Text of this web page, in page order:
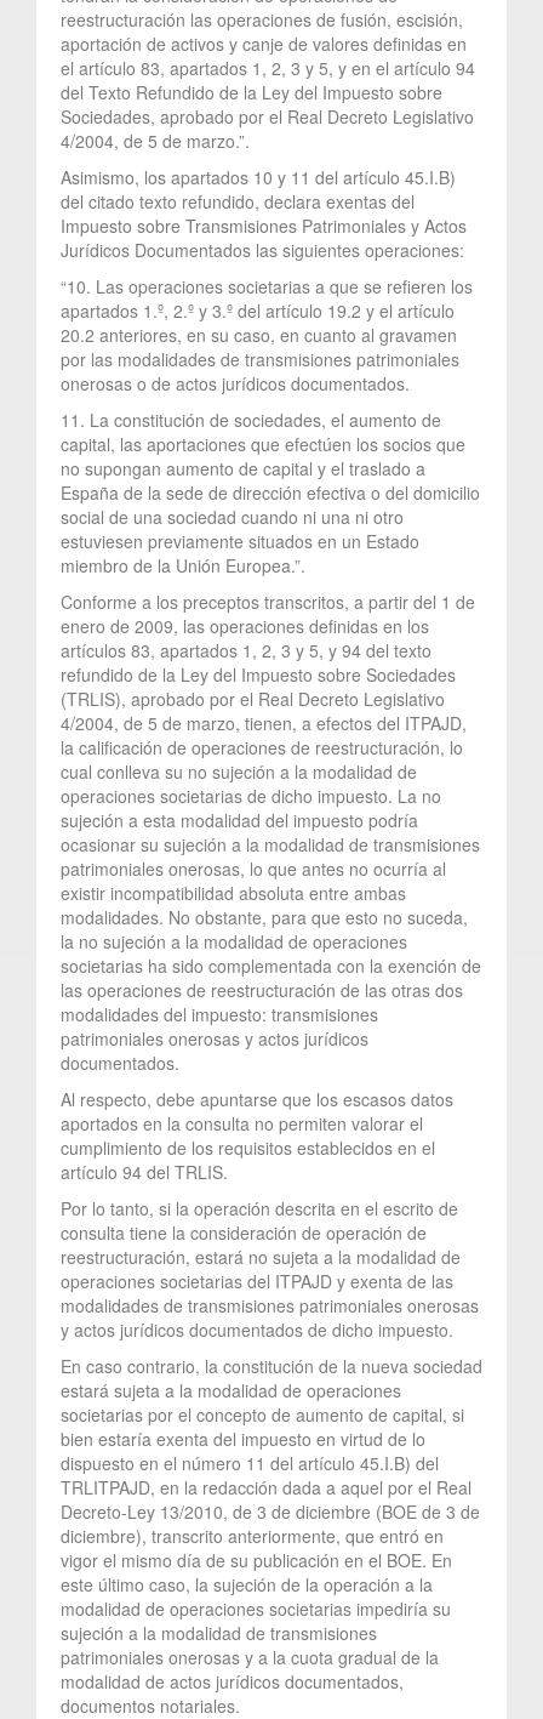
reestructuración las operaciones de fusión, escisión,
aportación de activos y canje de valores definidas en
el artículo 83, apartados 1, 2, 3 y 5, y en el artículo 94
del Texto Refundido de la Ley del Impuesto sobre
Sociedades, aprobado por el Real Decreto Legislativo
4/2004, de 5 de marzo.”.
Asimismo, los apartados 10 y 11 del artículo 45.I.B)
del citado texto refundido, declara exentas del
Impuesto sobre Transmisiones Patrimoniales y Actos
Jurídicos Documentados las siguientes operaciones:
“10. Las operaciones societarias a que se refieren los
apartados 1.º, 2.º y 3.º del artículo 19.2 y el artículo
20.2 anteriores, en su caso, en cuanto al gravamen
por las modalidades de transmisiones patrimoniales
onerosas o de actos jurídicos documentados.
11. La constitución de sociedades, el aumento de
capital, las aportaciones que efectúen los socios que
no supongan aumento de capital y el traslado a
España de la sede de dirección efectiva o del domicilio
social de una sociedad cuando ni una ni otro
estuviesen previamente situados en un Estado
miembro de la Unión Europea.”.
Conforme a los preceptos transcritos, a partir del 1 de
enero de 2009, las operaciones definidas en los
artículos 83, apartados 1, 2, 3 y 5, y 94 del texto
refundido de la Ley del Impuesto sobre Sociedades
(TRLIS), aprobado por el Real Decreto Legislativo
4/2004, de 5 de marzo, tienen, a efectos del ITPAJD,
la calificación de operaciones de reestructuración, lo
cual conlleva su no sujeción a la modalidad de
operaciones societarias de dicho impuesto. La no
sujeción a esta modalidad del impuesto podría
ocasionar su sujeción a la modalidad de transmisiones
patrimoniales onerosas, lo que antes no ocurría al
existir incompatibilidad absoluta entre ambas
modalidades. No obstante, para que esto no suceda,
la no sujeción a la modalidad de operaciones
societarias ha sido complementada con la exención de
las operaciones de reestructuración de las otras dos
modalidades del impuesto: transmisiones
patrimoniales onerosas y actos jurídicos
documentados.
Al respecto, debe apuntarse que los escasos datos
aportados en la consulta no permiten valorar el
cumplimiento de los requisitos establecidos en el
artículo 94 del TRLIS.
Por lo tanto, si la operación descrita en el escrito de
consulta tiene la consideración de operación de
reestructuración, estará no sujeta a la modalidad de
operaciones societarias del ITPAJD y exenta de las
modalidades de transmisiones patrimoniales onerosas
y actos jurídicos documentados de dicho impuesto.
En caso contrario, la constitución de la nueva sociedad
estará sujeta a la modalidad de operaciones
societarias por el concepto de aumento de capital, si
bien estaría exenta del impuesto en virtud de lo
dispuesto en el número 11 del artículo 45.I.B) del
TRLITPAJD, en la redacción dada a aquel por el Real
Decreto-Ley 13/2010, de 3 de diciembre (BOE de 3 de
diciembre), transcrito anteriormente, que entró en
vigor el mismo día de su publicación en el BOE. En
este último caso, la sujeción de la operación a la
modalidad de operaciones societarias impediría su
sujeción a la modalidad de transmisiones
patrimoniales onerosas y a la cuota gradual de la
modalidad de actos jurídicos documentados,
documentos notariales.